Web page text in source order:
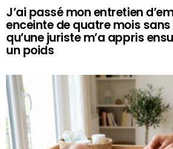
J’ai passé mon entretien
enceinte de quatre mois sans
qu’une juriste m’a appris
un poids